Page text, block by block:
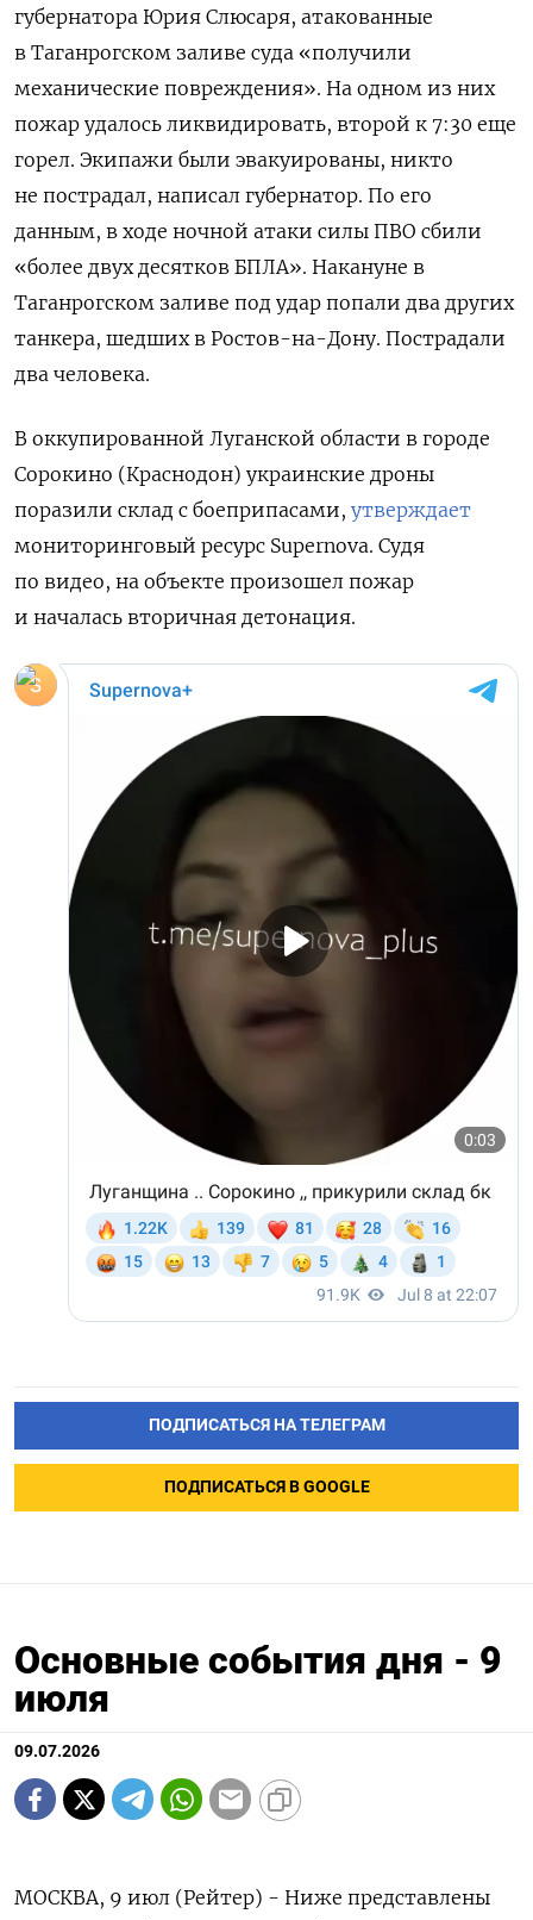
губернатора Юрия Слюсаря, атакованные
в Таганрогском заливе суда «получили
механические повреждения». На одном из них
пожар удалось ликвидировать, второй к 7:30 еще
горел. Экипажи были эвакуированы, никто
не пострадал, написал губернатор. По его
данным, в ходе ночной атаки силы ПВО сбили
«более двух десятков БПЛА». Накануне в
Таганрогском заливе под удар попали два других
танкера, шедших в Ростов-на-Дону. Пострадали
два человека.
В оккупированной Луганской области в городе
Сорокино (Краснодон) украинские дроны
поразили склад с боеприпасами, утверждает
мониторинговый ресурс Supernova. Судя
по видео, на объекте произошел пожар
и началась вторичная детонация.
ПОДПИСАТЬСЯ НА ТЕЛЕГРАМ
ПОДПИСАТЬСЯ В GOOGLE
Основные события дня - 9
июля
09.07.2026
МОСКВА, 9 июл (Рейтер) - Ниже представлены